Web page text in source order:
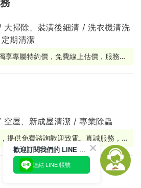
掃除、裝潢後細清 / 洗衣機清洗
期清潔
享專屬特約價，免費線上估價，服務價
空屋、新成屋清潔 / 專業除蟲
提供免費諮詢歡迎致電。真誠服務，品
歡迎訂閱我們的 LINE 官方帳號
連結 LINE 帳號